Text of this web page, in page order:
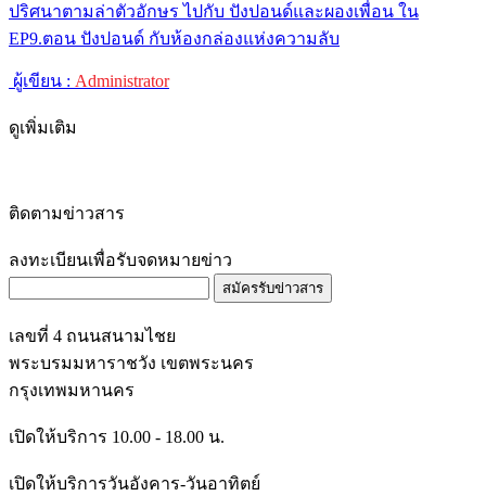
ปริศนาตามล่าตัวอักษร ไปกับ ปังปอนด์และผองเพื่อน ใน
EP9.ตอน ปังปอนด์ กับห้องกล่องแห่งความลับ
ผู้เขียน : Administrator
ดูเพิ่มเติม
ติดตามข่าวสาร
ลงทะเบียนเพื่อรับจดหมายข่าว
สมัครรับข่าวสาร
เลขที่ 4 ถนนสนามไชย
พระบรมมหาราชวัง เขตพระนคร
กรุงเทพมหานคร
เปิดให้บริการ 10.00 - 18.00 น.
เปิดให้บริการวันอังคาร-วันอาทิตย์